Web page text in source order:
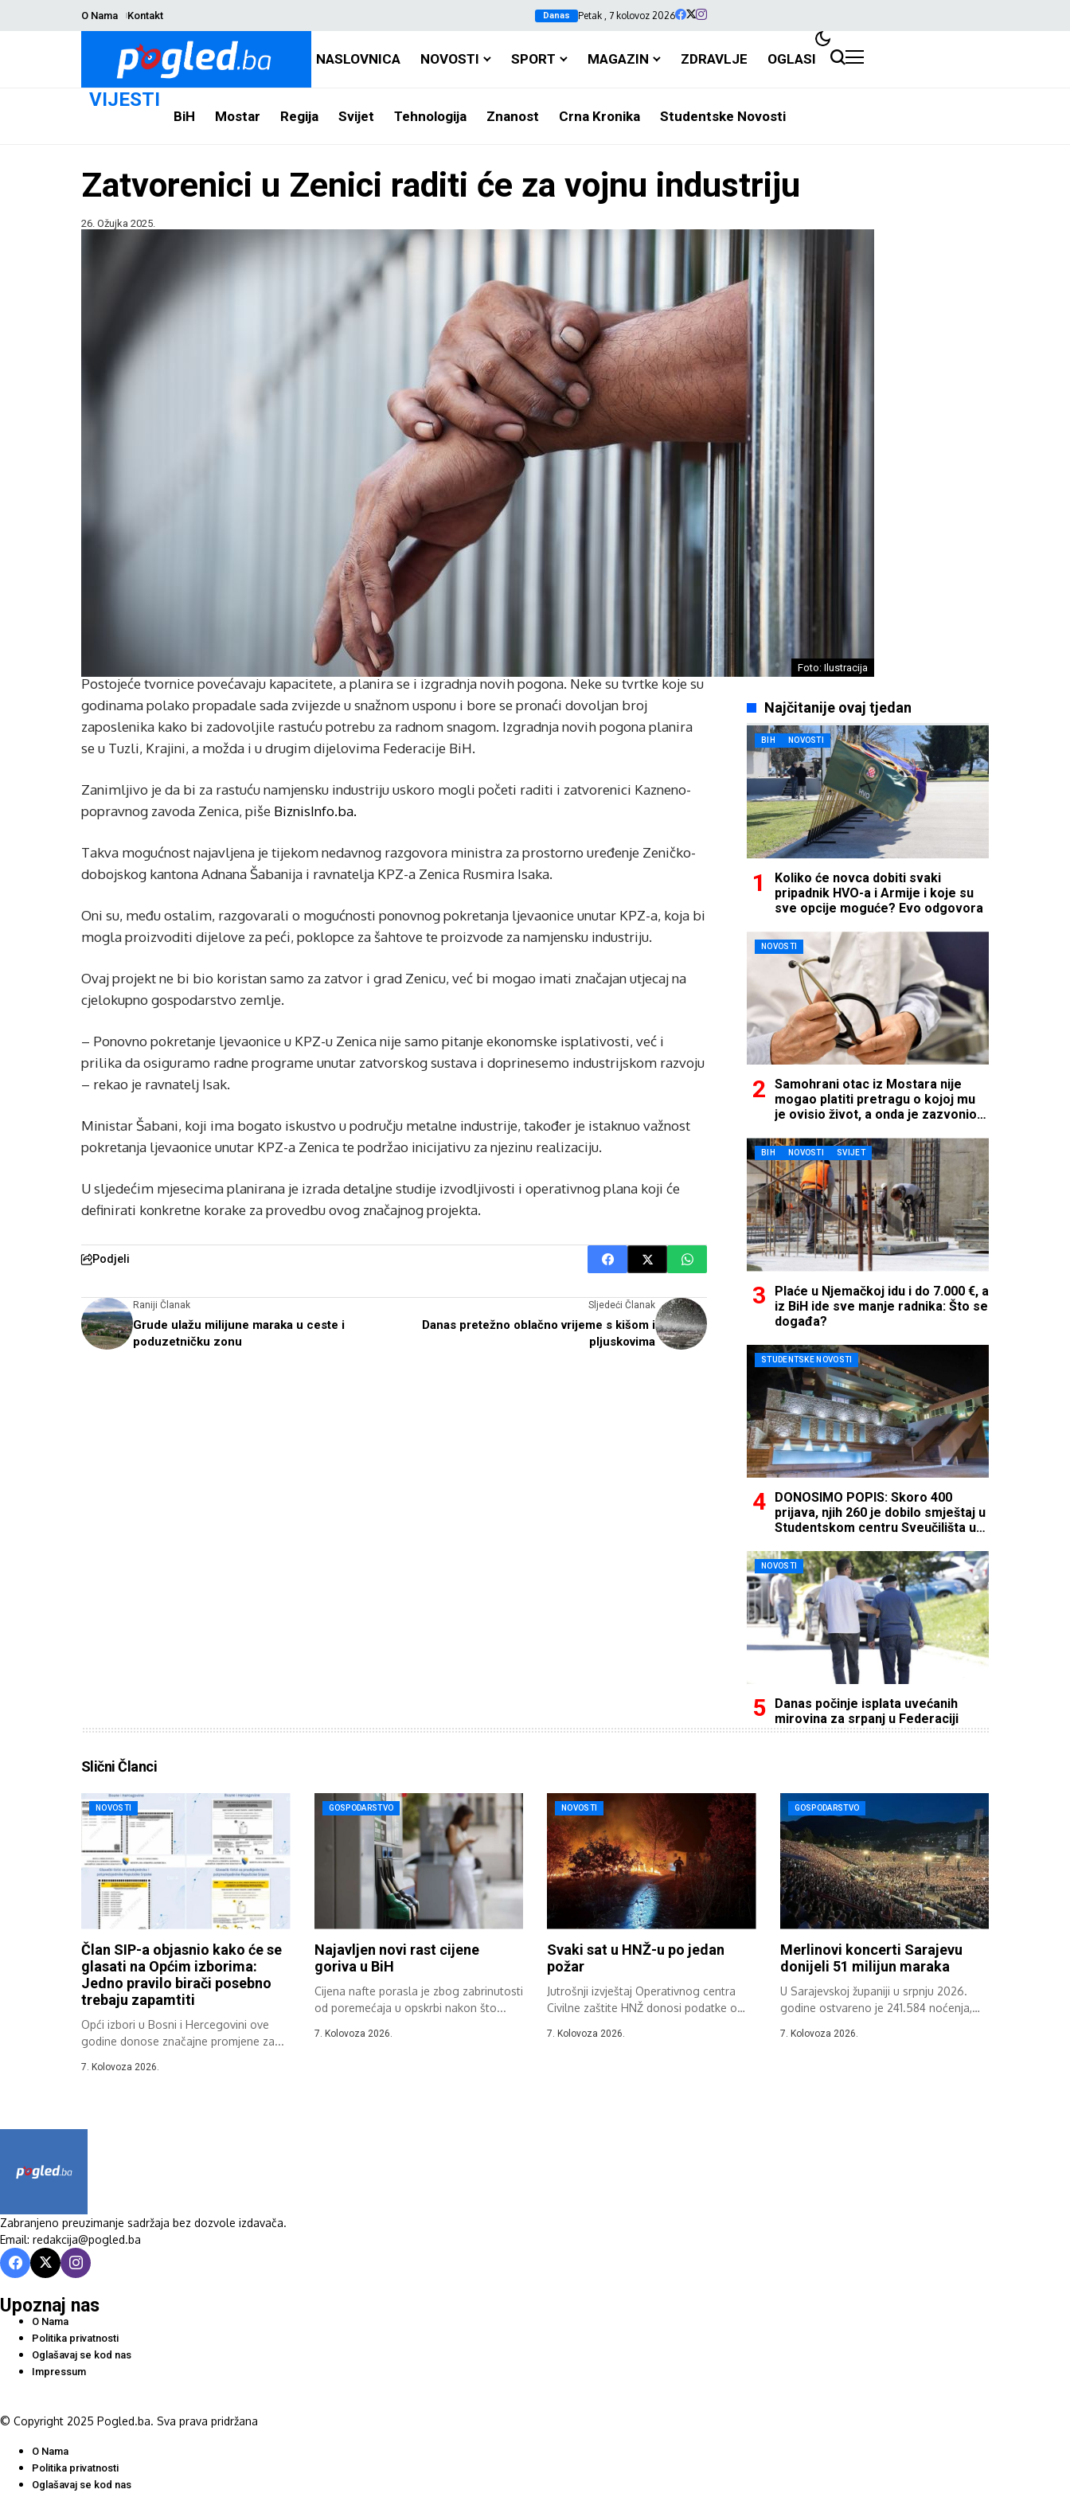
O Nama Kontakt Danas Petak , 7 kolovoz 2026
NASLOVNICA NOVOSTI SPORT MAGAZIN ZDRAVLJE OGLASI
VIJESTI
BiH Mostar Regija Svijet Tehnologija Znanost Crna Kronika Studentske Novosti
Zatvorenici u Zenici raditi će za vojnu industriju
26. Ožujka 2025.
Foto: Ilustracija
Postojeće tvornice povećavaju kapacitete, a planira se i izgradnja novih pogona. Neke su tvrtke koje su
godinama polako propadale sada zvijezde u snažnom usponu i bore se pronaći dovoljan broj
zaposlenika kako bi zadovoljile rastuću potrebu za radnom snagom. Izgradnja novih pogona planira
se u Tuzli, Krajini, a možda i u drugim dijelovima Federacije BiH.
Zanimljivo je da bi za rastuću namjensku industriju uskoro mogli početi raditi i zatvorenici Kazneno-
popravnog zavoda Zenica, piše BiznisInfo.ba.
Takva mogućnost najavljena je tijekom nedavnog razgovora ministra za prostorno uređenje Zeničko-
dobojskog kantona Adnana Šabanija i ravnatelja KPZ-a Zenica Rusmira Isaka.
Oni su, među ostalim, razgovarali o mogućnosti ponovnog pokretanja ljevaonice unutar KPZ-a, koja bi
mogla proizvoditi dijelove za peći, poklopce za šahtove te proizvode za namjensku industriju.
Ovaj projekt ne bi bio koristan samo za zatvor i grad Zenicu, već bi mogao imati značajan utjecaj na
cjelokupno gospodarstvo zemlje.
– Ponovno pokretanje ljevaonice u KPZ-u Zenica nije samo pitanje ekonomske isplativosti, već i
prilika da osiguramo radne programe unutar zatvorskog sustava i doprinesemo industrijskom razvoju
– rekao je ravnatelj Isak.
Ministar Šabani, koji ima bogato iskustvo u području metalne industrije, također je istaknuo važnost
pokretanja ljevaonice unutar KPZ-a Zenica te podržao inicijativu za njezinu realizaciju.
U sljedećim mjesecima planirana je izrada detaljne studije izvodljivosti i operativnog plana koji će
definirati konkretne korake za provedbu ovog značajnog projekta.
Podjeli
Raniji Članak
Grude ulažu milijune maraka u ceste i
poduzetničku zonu
Sljedeći Članak
Danas pretežno oblačno vrijeme s kišom i
pljuskovima
Najčitanije ovaj tjedan
BIH NOVOSTI
Koliko će novca dobiti svaki
pripadnik HVO-a i Armije i koje su
sve opcije moguće? Evo odgovora
NOVOSTI
Samohrani otac iz Mostara nije
mogao platiti pretragu o kojoj mu
je ovisio život, a onda je zazvonio
BIH NOVOSTI SVIJET
Plaće u Njemačkoj idu i do 7.000 €, a
iz BiH ide sve manje radnika: Što se
događa?
STUDENTSKE NOVOSTI
DONOSIMO POPIS: Skoro 400
prijava, njih 260 je dobilo smještaj u
Studentskom centru Sveučilišta u
NOVOSTI
Danas počinje isplata uvećanih
mirovina za srpanj u Federaciji
Slični Članci
NOVOSTI
Član SIP-a objasnio kako će se
glasati na Općim izborima:
Jedno pravilo birači posebno
trebaju zapamtiti
Opći izbori u Bosni i Hercegovini ove
godine donose značajne promjene za...
7. Kolovoza 2026.
GOSPODARSTVO
Najavljen novi rast cijene
goriva u BiH
Cijena nafte porasla je zbog zabrinutosti
od poremećaja u opskrbi nakon što...
7. Kolovoza 2026.
NOVOSTI
Svaki sat u HNŽ-u po jedan
požar
Jutrošnji izvještaj Operativnog centra
Civilne zaštite HNŽ donosi podatke o
7. Kolovoza 2026.
GOSPODARSTVO
Merlinovi koncerti Sarajevu
donijeli 51 milijun maraka
U Sarajevskoj županiji u srpnju 2026.
godine ostvareno je 241.584 noćenja,
7. Kolovoza 2026.
Zabranjeno preuzimanje sadržaja bez dozvole izdavača.
Email: redakcija@pogled.ba
Upoznaj nas
O Nama
Politika privatnosti
Oglašavaj se kod nas
Impressum
© Copyright 2025 Pogled.ba. Sva prava pridržana
O Nama
Politika privatnosti
Oglašavaj se kod nas